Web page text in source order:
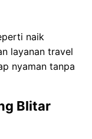
naik
layanan travel
nyaman tanpa
Blitar